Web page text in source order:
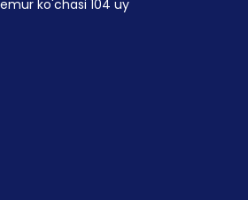
ko'chasi 104 uy